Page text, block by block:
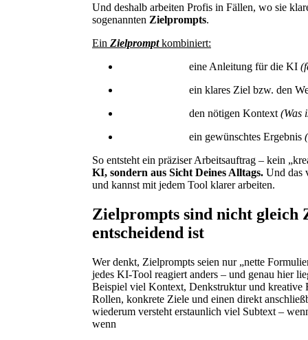
Und deshalb arbeiten Profis in Fällen, wo sie
sogenannten Zielprompts.
Ein Zielprompt kombiniert:
eine Anleitung für die KI
ein klares Ziel bzw. den
den nötigen Kontext(Was
ein gewünschtes Ergebnis
So entsteht ein präziser Arbeitsauftrag – kein
KI, sondern aus Sicht Deines Alltags. Und das
und kannst mit jedem Tool klarer arbeiten.
Zielprompts sind nicht gleich
entscheidend ist
Wer denkt, Zielprompts seien nur „nette
jedes KI-Tool reagiert anders – und genau hier
Beispiel viel Kontext, Denkstruktur und
Rollen, konkrete Ziele und einen direkt
wiederum versteht erstaunlich viel Subtext –
wenn